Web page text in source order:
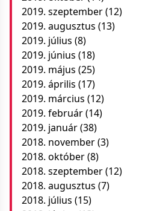
2019. szeptember(12)
2019. augusztus (13)
2019. július (8)
2019. június (18)
2019. május (25)
2019. április (17)
2019. március (12)
2019. február(14)
2019. január(38)
2018. november(3)
2018. október(8)
2018. szeptember(12)
2018. augusztus (7)
2018. július (15)